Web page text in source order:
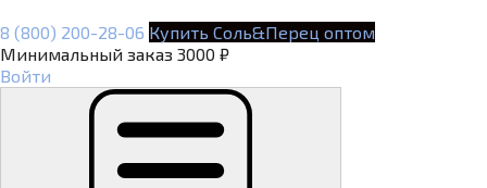
8 (800) 200-28-06 Купить Соль&Перец оптом
Минимальный заказ 3000 ₽
Войти